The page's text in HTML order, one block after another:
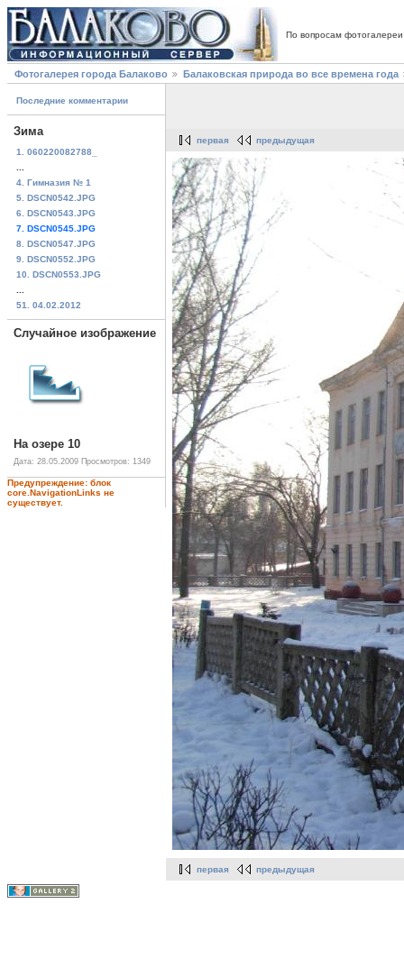
По вопросам
Фотогалерея города Балаково Балаковская природа во все времена года
Последние комментарии
Зима
1. 060220082788_
4. Гимназия № 1
5. DSCN0542.JPG
6. DSCN0543.JPG
7. DSCN0545.JPG
8. DSCN0547.JPG
9. DSCN0552.JPG
10. DSCN0553.JPG
51. 04.02.2012
Случайное изображение
На озере 10
Дата: 28.05.2009 Просмотров: 1349
Предупреждение: блок
core.NavigationLinks не
существует.
первая предыдущая
первая предыдущая